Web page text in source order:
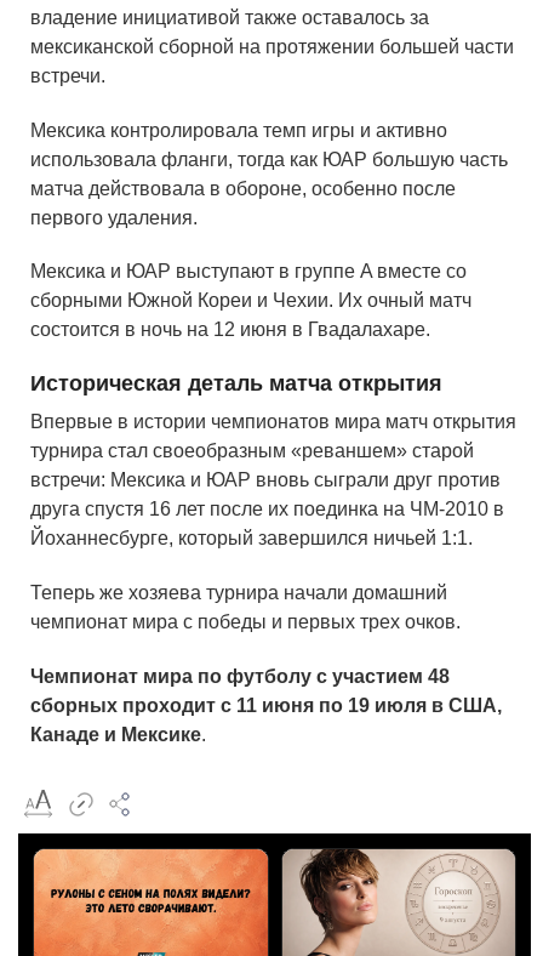
владение инициативой также оставалось за
мексиканской сборной на протяжении большей части
встречи.
Мексика контролировала темп игры и активно
использовала фланги, тогда как ЮАР большую часть
матча действовала в обороне, особенно после
первого удаления.
Мексика и ЮАР выступают в группе A вместе со
сборными Южной Кореи и Чехии. Их очный матч
состоится в ночь на 12 июня в Гвадалахаре.
Историческая деталь матча открытия
Впервые в истории чемпионатов мира матч открытия
турнира стал своеобразным «реваншем» старой
встречи: Мексика и ЮАР вновь сыграли друг против
друга спустя 16 лет после их поединка на ЧМ-2010 в
Йоханнесбурге, который завершился ничьей 1:1.
Теперь же хозяева турнира начали домашний
чемпионат мира с победы и первых трех очков.
Чемпионат мира по футболу с участием 48
сборных проходит с 11 июня по 19 июля в США,
Канаде и Мексике.